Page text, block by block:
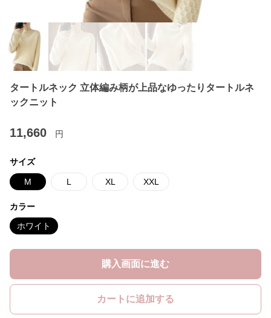
タートルネック 立体編み柄が上品なゆったりタートルネ
ックニット
11,660 円
サイズ
M L XL XXL
カラー
ホワイト
購入画面に進む
カートに追加する